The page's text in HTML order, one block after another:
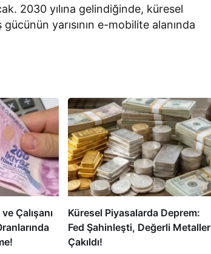
2030 yılına gelindiğinde, küresel
yarısının e-mobilite alanında
Çalışanı
Küresel Piyasalarda Deprem:
Fed Şahinleşti, Değerli Metaller
Çakıldı!